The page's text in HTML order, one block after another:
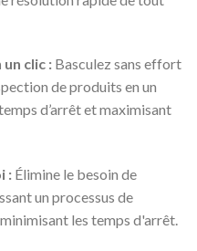
clic :Basculez sans effort
de produits en un
d’arrêt et maximisant
:Élimine le besoin de
un processus de
les temps d'arrêt.